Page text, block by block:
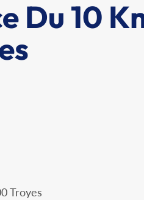
Du 10
Troyes